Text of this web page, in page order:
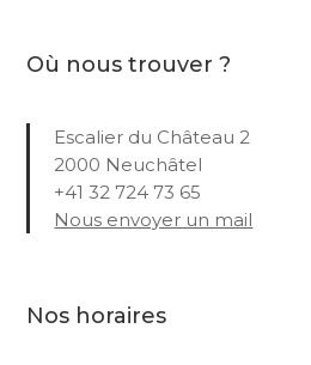
Où nous trouver ?
Escalier du Château 2
2000 Neuchâtel
+41 32 724 73 65
Nous envoyer un mail
Nos horaires